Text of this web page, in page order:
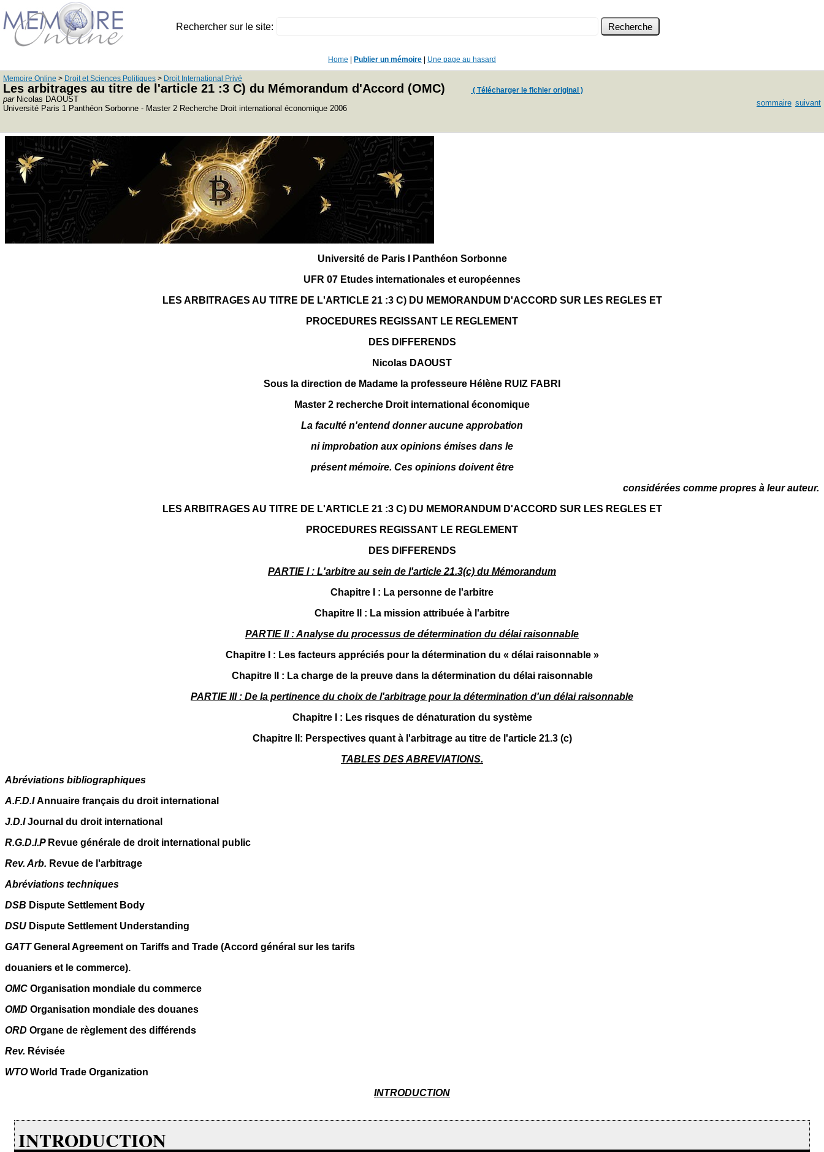
Rechercher sur le site:
Home Publier un mémoire Une page au hasard
Memoire Online > Droit et Sciences Politiques > Droit International Privé
Les arbitrages au titre de l'article 21 :3 C) du Mémorandum d'Accord (OMC) ( Télécharger le fichier original )
parNicolas DAOUST
Université Paris 1 Panthéon Sorbonne - Master 2 Recherche Droit international économique 2006
sommaire suivant
Université de Paris I Panthéon Sorbonne
UFR 07 Etudes internationales et européennes
LES ARBITRAGES AU TITRE DE L'ARTICLE 21 :3 C) DU MEMORANDUM D'ACCORD SUR LES REGLES ET
PROCEDURES REGISSANT LE REGLEMENT
DES DIFFERENDS
Nicolas DAOUST
Sous la direction de Madame la professeure Hélène RUIZ FABRI
Master 2 recherche Droit international économique
La faculté n'entend donner aucune approbation
ni improbation aux opinions émises dans le
présent mémoire. Ces opinions doivent être
considérées comme propres à leur auteur.
LES ARBITRAGES AU TITRE DE L'ARTICLE 21 :3 C) DU MEMORANDUM D'ACCORD SUR LES REGLES ET
PROCEDURES REGISSANT LE REGLEMENT
DES DIFFERENDS
PARTIE I : L'arbitre au sein de l'article 21.3(c) du Mémorandum
Chapitre I : La personne de l'arbitre
Chapitre II : La mission attribuée à l'arbitre
PARTIE II : Analyse du processus de détermination du délai raisonnable
Chapitre I : Les facteurs appréciés pour la détermination du « délai raisonnable »
Chapitre II : La charge de la preuve dans la détermination du délai raisonnable
PARTIE III : De la pertinence du choix de l'arbitrage pour la détermination d'un délai raisonnable
Chapitre I : Les risques de dénaturation du système
Chapitre II: Perspectives quant à l'arbitrage au titre de l'article 21.3 (c)
TABLES DES ABREVIATIONS.
Abréviations bibliographiques
A.F.D.IAnnuaire français du droit international
J.D.IJournal du droit international
R.G.D.I.P Revue générale de droit international public
Rev. Arb. Revue de l'arbitrage
Abréviations techniques
DSB Dispute Settlement Body
DSU Dispute Settlement Understanding
GATTGeneral Agreement on Tariffs and Trade (Accord général sur les tarifs
douaniers et le commerce).
OMC Organisation mondiale du commerce
OMD Organisation mondiale des douanes
ORD Organe de règlement des différends
Rev. Révisée
WTOWorld Trade Organization
INTRODUCTION
INTRODUCTION